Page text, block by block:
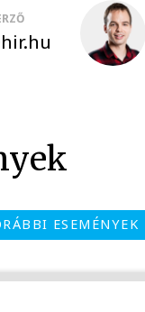
ESEMÉNYEK